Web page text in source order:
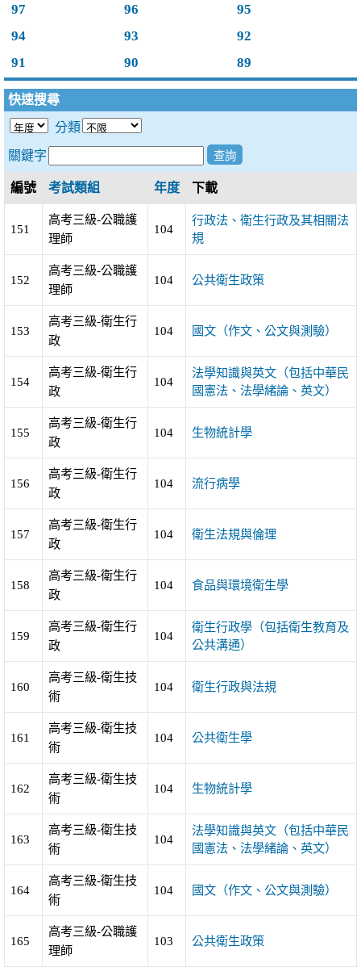
97
96
95
94
93
92
91
90 89
快速搜尋
分類
關鍵字
編號 考試類組 年度 下載
151
高考三級-公職護
理師
104
行政法、衛生行政及其相關法
規
152
高考三級-公職護
理師
104 公共衛生政策
153
高考三級-衛生行
政
104 國文（作文、公文與測驗）
154
高考三級-衛生行
政
104
法學知識與英文（包括中華民
國憲法、法學緒論、英文）
155
高考三級-衛生行
政
104 生物統計學
156
高考三級-衛生行
政
104 流行病學
157
高考三級-衛生行
政
104 衛生法規與倫理
158
高考三級-衛生行
政
104 食品與環境衛生學
159
高考三級-衛生行
政
104
衛生行政學（包括衛生教育及
公共溝通）
160
高考三級-衛生技
術
104 衛生行政與法規
161
高考三級-衛生技
術
104 公共衛生學
162
高考三級-衛生技
術
104 生物統計學
163
高考三級-衛生技
術
104
法學知識與英文（包括中華民
國憲法、法學緒論、英文）
164
高考三級-衛生技
術
104 國文（作文、公文與測驗）
165
高考三級-公職護
理師
103 公共衛生政策